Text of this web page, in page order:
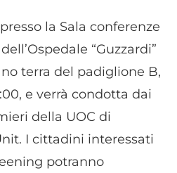
la Sala conferenze
“Guzzardi”
terra del padiglione B,
e verrà condotta dai
della UOC di
I cittadini interessati
potranno